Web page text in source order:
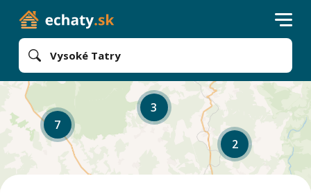
Vysoké Tatry
7
3
2